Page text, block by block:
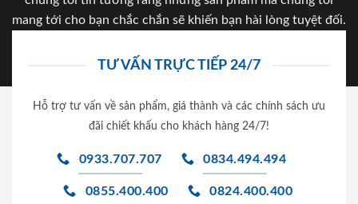
mang tới cho bạn chắc chắn sẽ khiến bạn hài lòng tuyệt đối.
TƯ VẤN TRỰC TIẾP 24/7
Hỗ trợ tư vấn về sản phẩm, giá thành và các chính sách ưu
đãi chiết khấu cho khách hàng 24/7!
0933.707.707 0834.494.494
0855.400.400 0824.400.400